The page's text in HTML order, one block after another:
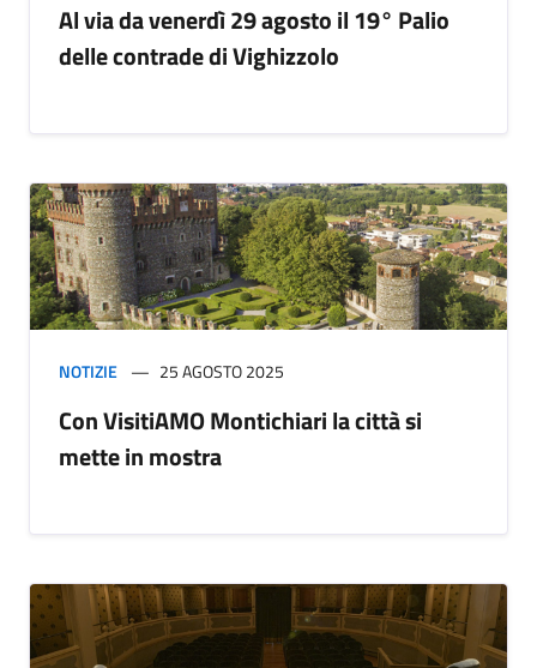
Al via da venerdì 29 agosto il 19° Palio
delle contrade di Vighizzolo
NOTIZIE 25 AGOSTO 2025
Con VisitiAMO Montichiari la città si
mette in mostra